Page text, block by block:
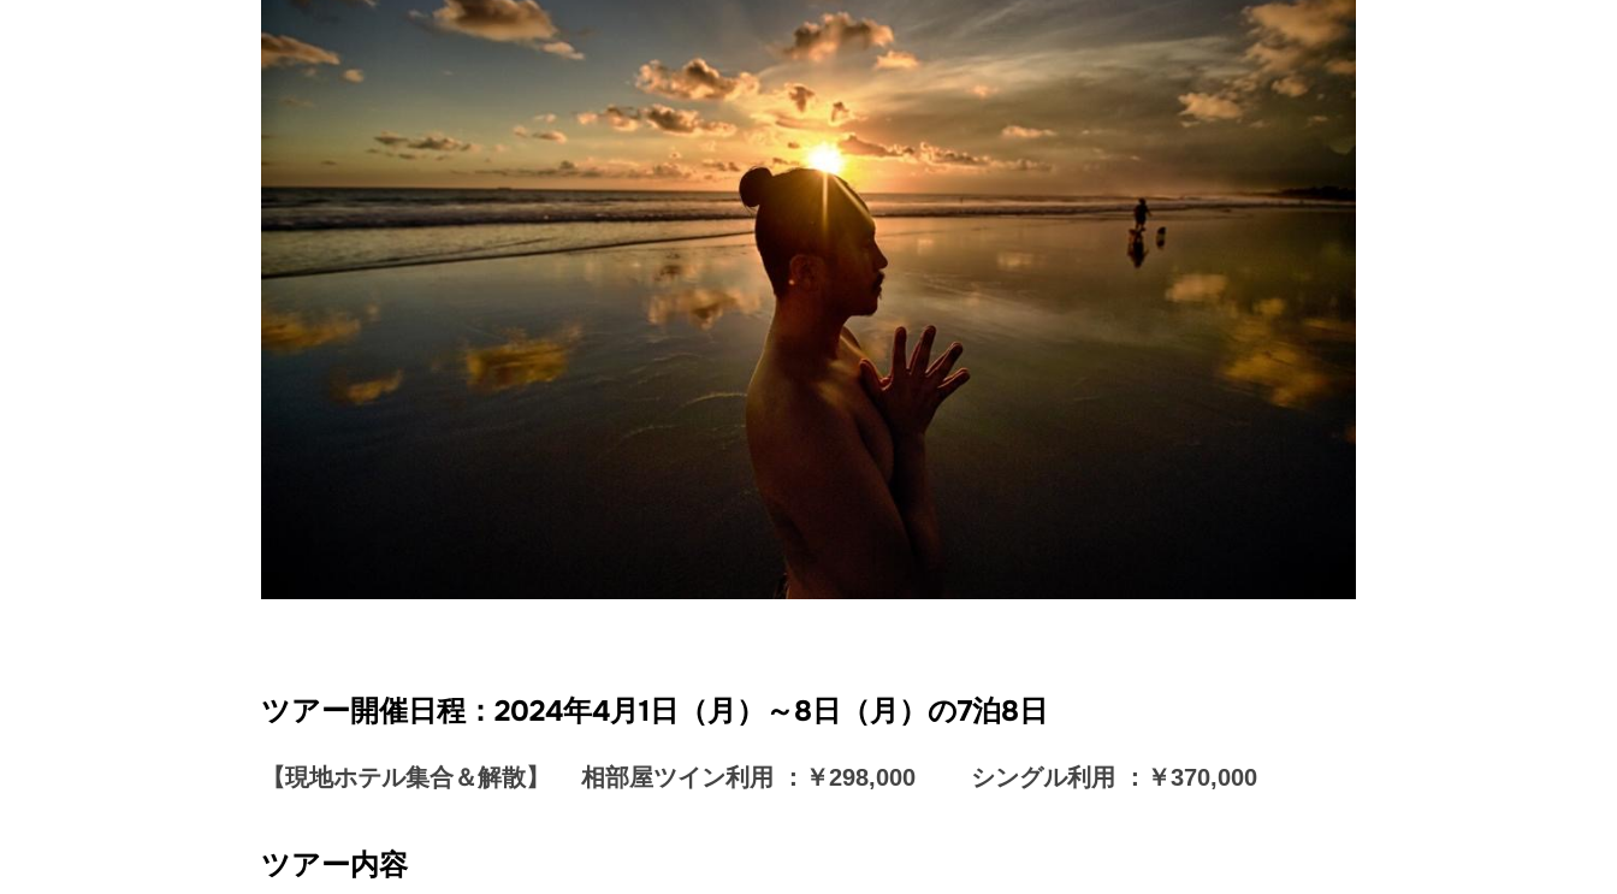
ツアー開催日程： 2024年4月1日（月）～8日（月）の7泊8日
【現地ホテル集合＆解散】 相部屋ツイン利用 ：￥298,000 シングル利用 ：￥370,000
ツアー内容